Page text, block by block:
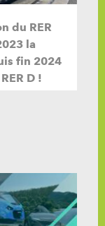
du RER
la
fin 2024
D !